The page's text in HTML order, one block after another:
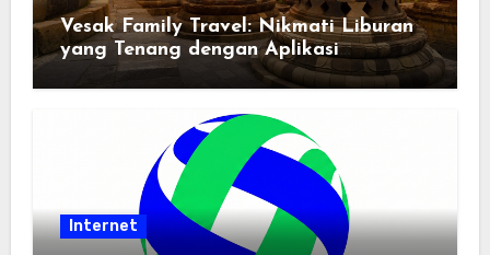
Vesak Family Travel: Nikmati Liburan
yang Tenang dengan Aplikasi
Pemindai PDF
Internet